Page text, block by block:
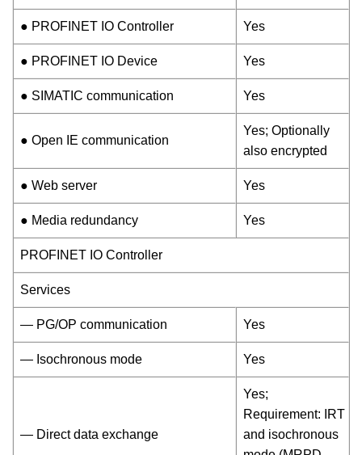
● PROFINET IO Controller Yes
● PROFINET IO Device Yes
● SIMATIC communication Yes
● Open IE communication
Yes; Optionally
also encrypted
● Web server Yes
● Media redundancy Yes
PROFINET IO Controller
Services
— PG/OP communication Yes
— Isochronous mode Yes
— Direct data exchange
Yes;
Requirement: IRT
and isochronous